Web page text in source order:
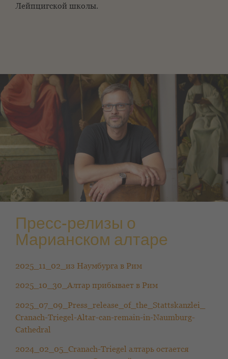
Лейпцигской школы.
Пресс-релизы о
Марианском алтаре
2025_11_02_из Наумбурга в Рим
2025_10_30_Алтар прибывает в Рим
2025_07_09_Press_release_of_the_Stattskanzlei_
Cranach-Triegel-Altar-can-remain-in-Naumburg-
Cathedral
2024_02_05_Cranach-Triegel алтарь остается